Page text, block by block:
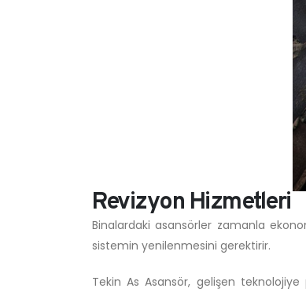
Revizyon Hizmetleri
Binalardaki asansörler zamanla
sistemin yenilenmesini gerektirir.
Tekin As Asansör, gelişen